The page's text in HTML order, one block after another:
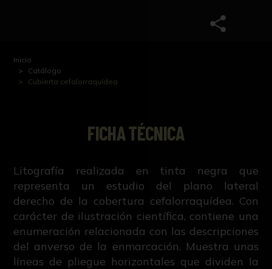
Inicio
Catálogo
Cubierta cefalorraquídea
FICHA TÉCNICA
Litografía realizada en tinta negra que
representa un estudio del plano lateral
derecho de la cobertura cefalorraquídea. Con
carácter de ilustración científica, contiene una
enumeración relacionada con las descripciones
del anverso de la enmarcación. Muestra unas
líneas de pliegue horizontales que dividen la